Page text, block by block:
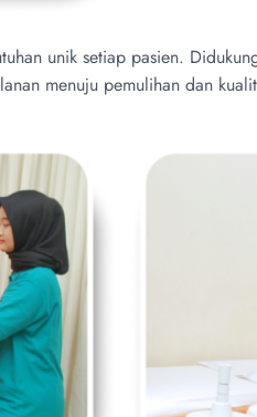
unik setiap pasien.
menuju pemulihan dan